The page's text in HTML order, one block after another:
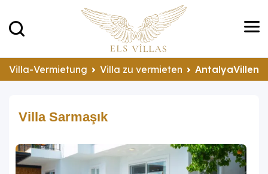
Villa-Vermietung Villa zu vermieten AntalyaVillen
Villa Sarmaşık